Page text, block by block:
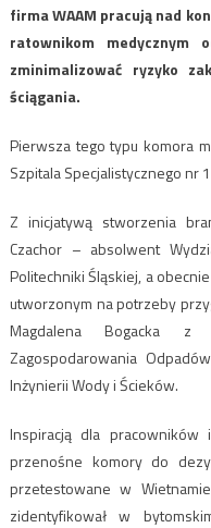
firma WAAM pracują nad
ratownikom medycznym
zminimalizować ryzyko
ściągania.
Pierwsza tego typu komora
Szpitala Specjalistycznego nr
Z inicjatywą stworzenia
Czachor – absolwent
Politechniki Śląskiej, a
utworzonym na potrzeby
Magdalena Bogacka z
Zagospodarowania
Inżynierii Wody i Ścieków.
Inspiracją dla pracowników
przenośne komory do
przetestowane w
zidentyfikował w